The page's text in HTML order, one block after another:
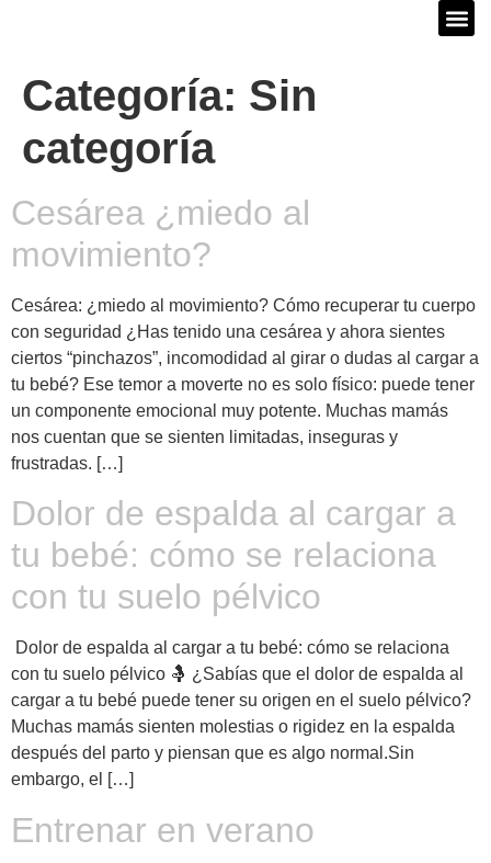
Categoría: Sin
categoría
Cesárea ¿miedo al
movimiento?
Cesárea: ¿miedo al movimiento? Cómo recuperar tu cuerpo
con seguridad ¿Has tenido una cesárea y ahora sientes
ciertos “pinchazos”, incomodidad al girar o dudas al cargar a
tu bebé? Ese temor a moverte no es solo físico: puede tener
un componente emocional muy potente. Muchas mamás
nos cuentan que se sienten limitadas, inseguras y
frustradas. […]
Dolor de espalda al cargar a
tu bebé: cómo se relaciona
con tu suelo pélvico
Dolor de espalda al cargar a tu bebé: cómo se relaciona
con tu suelo pélvico 🤱 ¿Sabías que el dolor de espalda al
cargar a tu bebé puede tener su origen en el suelo pélvico?
Muchas mamás sienten molestias o rigidez en la espalda
después del parto y piensan que es algo normal.Sin
embargo, el […]
Entrenar en verano